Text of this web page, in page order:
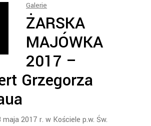
Galerie
ŻARSKA
MAJÓWKA
2017 –
Grzegorza
2017 r. w Kościele p.w. Św.